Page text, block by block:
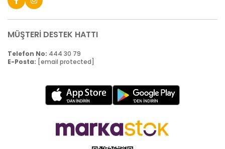
MÜŞTERİ DESTEK HATTI
Telefon No: 444 30 79
E-Posta: [email protected]